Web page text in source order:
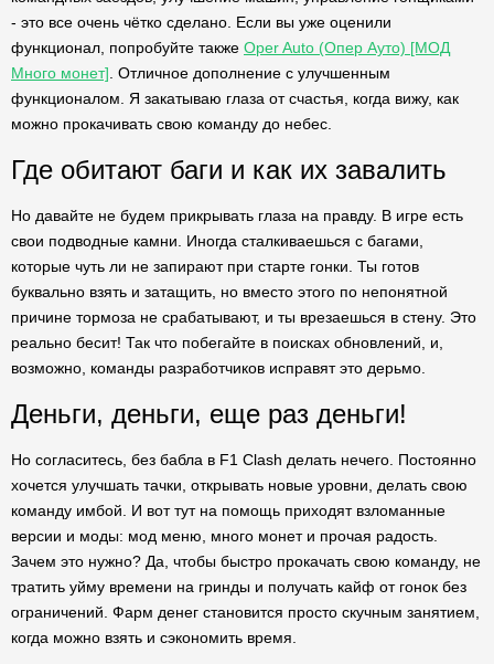
- это все очень чётко сделано. Если вы уже оценили
функционал, попробуйте также Oper Auto (Опер Ауто) [МОД
Много монет] . Отличное дополнение с улучшенным
функционалом. Я закатываю глаза от счастья, когда вижу, как
можно прокачивать свою команду до небес.
Где обитают баги и как их завалить
Но давайте не будем прикрывать глаза на правду. В игре есть
свои подводные камни. Иногда сталкиваешься с багами,
которые чуть ли не запирают при старте гонки. Ты готов
буквально взять и затащить, но вместо этого по непонятной
причине тормоза не срабатывают, и ты врезаешься в стену. Это
реально бесит! Так что побегайте в поисках обновлений, и,
возможно, команды разработчиков исправят это дерьмо.
Деньги, деньги, еще раз деньги!
Но согласитесь, без бабла в F1 Clash делать нечего. Постоянно
хочется улучшать тачки, открывать новые уровни, делать свою
команду имбой. И вот тут на помощь приходят взломанные
версии и моды: мод меню, много монет и прочая радость.
Зачем это нужно? Да, чтобы быстро прокачать свою команду, не
тратить уйму времени на гринды и получать кайф от гонок без
ограничений. Фарм денег становится просто скучным занятием,
когда можно взять и сэкономить время.